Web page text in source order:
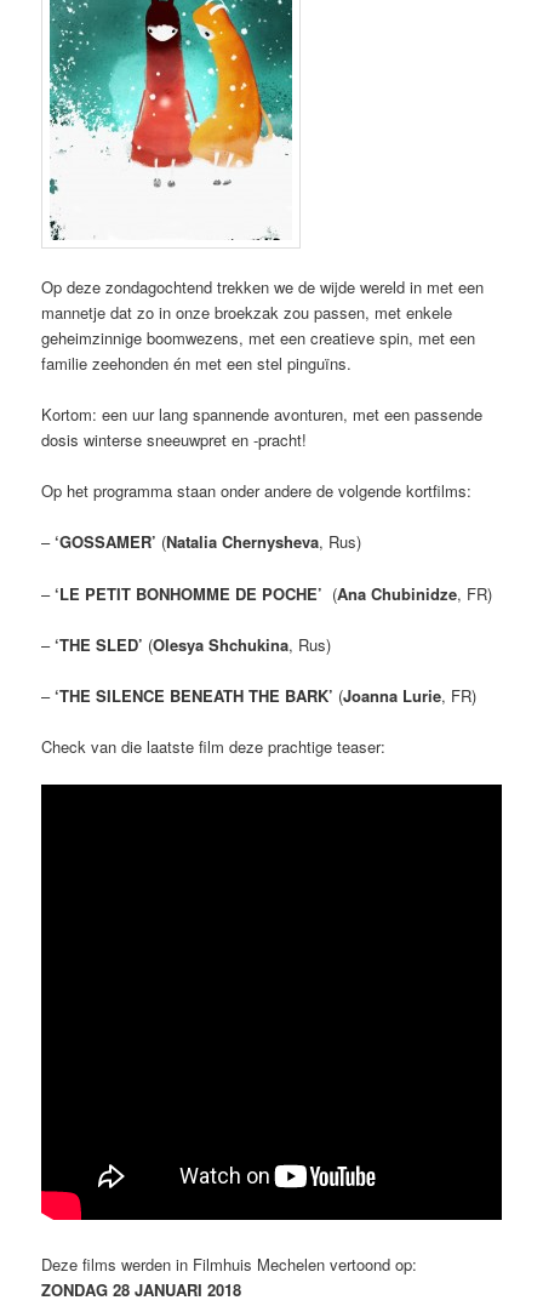
Op deze zondagochtend trekken we de wijde wereld in met een
mannetje dat zo in onze broekzak zou passen, met enkele
geheimzinnige boomwezens, met een creatieve spin, met een
familie zeehonden én met een stel pinguïns.
Kortom: een uur lang spannende avonturen, met een passende
dosis winterse sneeuwpret en -pracht!
Op het programma staan onder andere de volgende kortfilms:
–‘GOSSAMER’ (Natalia Chernysheva, Rus)
–‘LE PETIT BONHOMME DE POCHE’ (Ana Chubinidze, FR)
–‘THE SLED’ (Olesya Shchukina, Rus)
–‘THE SILENCE BENEATH THE BARK’ (Joanna Lurie, FR)
Check van die laatste film deze prachtige teaser:
Deze films werden in Filmhuis Mechelen vertoond op:
ZONDAG 28 JANUARI 2018